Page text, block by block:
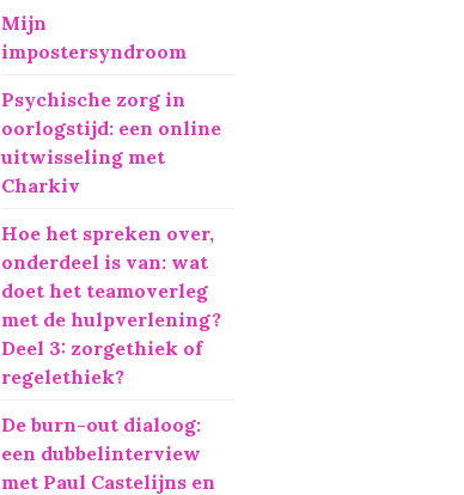
Mijn
impostersyndroom
Psychische zorg in
oorlogstijd: een online
uitwisseling met
Charkiv
Hoe het spreken over,
onderdeel is van: wat
doet het teamoverleg
met de hulpverlening?
Deel 3: zorgethiek of
regelethiek?
De burn-out dialoog:
een dubbelinterview
met Paul Castelijns en